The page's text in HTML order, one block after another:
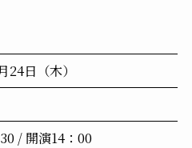
24日（木）
/ 開演14：00